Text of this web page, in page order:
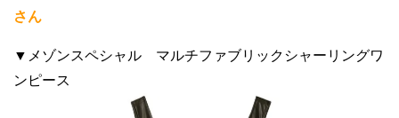
さん
▼メゾンスペシャル マルチファブリックシャーリングワ
ンピース